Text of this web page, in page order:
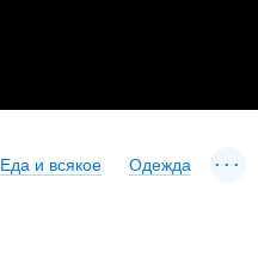
Еда и всякое Одежда ...